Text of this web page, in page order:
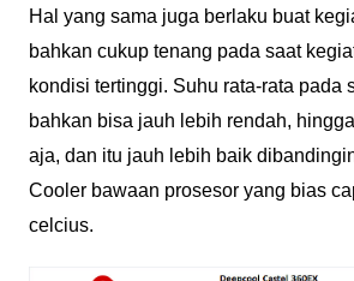
Hal yang sama juga berlaku buat
bahkan cukup tenang pada saat
kondisi tertinggi. Suhu rata-rata pada
bahkan bisa jauh lebih rendah,
aja, dan itu jauh lebih baik
Cooler bawaan prosesor yang bias
celcius.